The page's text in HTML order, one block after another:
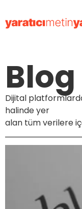
Blog
Dijital
halinde yer
alan tüm verilere